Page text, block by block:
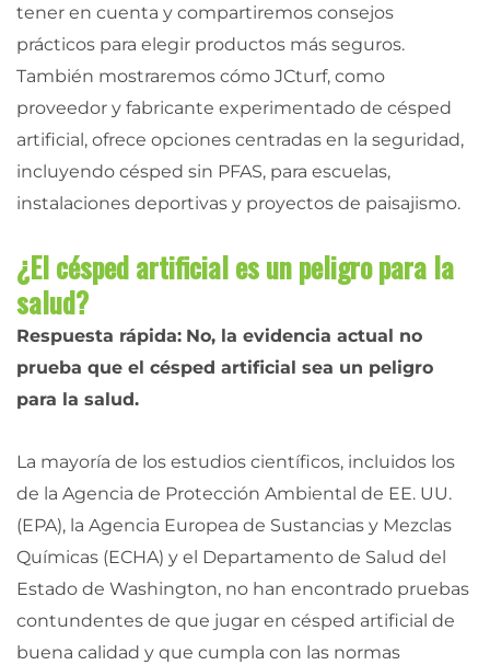
tener en cuenta y compartiremos consejos
prácticos para elegir productos más seguros.
También mostraremos cómo JCturf, como
proveedor y fabricante experimentado de césped
artificial, ofrece opciones centradas en la seguridad,
incluyendo césped sin PFAS, para escuelas,
instalaciones deportivas y proyectos de paisajismo.
¿El césped artificial es un peligro para la
salud?
Respuesta rápida: No, la evidencia actual no
prueba que el césped artificial sea un peligro
para la salud.
La mayoría de los estudios científicos, incluidos los
de la Agencia de Protección Ambiental de EE. UU.
(EPA), la Agencia Europea de Sustancias y Mezclas
Químicas (ECHA) y el Departamento de Salud del
Estado de Washington, no han encontrado pruebas
contundentes de que jugar en césped artificial de
buena calidad y que cumpla con las normas